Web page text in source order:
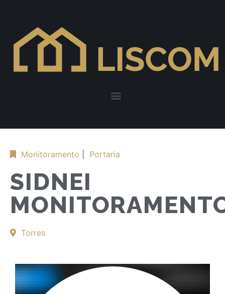
Monitoramento Portaria
SIDNEI
Torres